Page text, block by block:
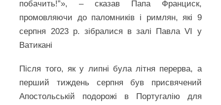
побачить!”», – сказав Папа Франциск,
промовляючи до паломників і римлян, які 9
серпня 2023 р. зібралися в залі Павла VI у
Ватикані
Після того, як у липні була літня перерва, а
перший тиждень серпня був присвячений
Апостольській подорожі в Португалію для